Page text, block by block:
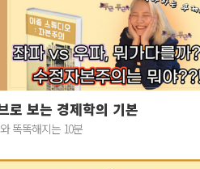
로 보는 경제학의 기본
똑똑해지는 10분